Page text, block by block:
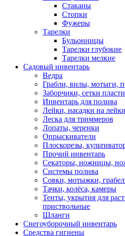
Стаканы
Стопки
Фужеры
Тарелки
Бульонницы
Тарелки глубокие
Тарелки мелкие
Садовый инвентарь
Ведра
Грабли, вилы, мотыги,
Заборчики, сетки
Инвентарь для полива
Лейки, насадки на
Леска для триммеров
Лопаты, черенки
Опрыскиватели
Плоскорезы,
Прочий инвентарь
Секаторы, ножницы,
Системы полива
Совки, мотыжки,
Тачки, колёса, камеры
Тенты, укрытия для
приствольные
Шланги
Снегоуборочный инвентарь
Средства гигиены